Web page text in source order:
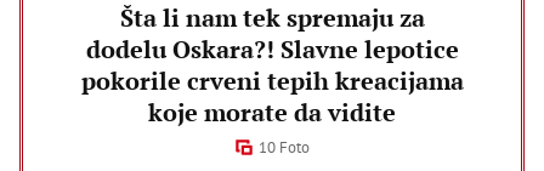
Šta li nam tek spremaju za
dodelu Oskara?! Slavne lepotice
pokorile crveni tepih kreacijama
koje morate da vidite
10 Foto